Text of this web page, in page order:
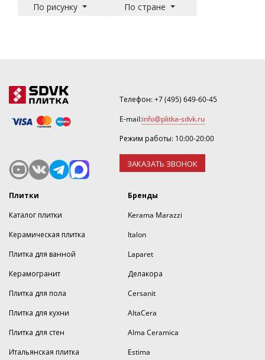
По рисунку
По стране
Телефон:+7 (495) 649-60-45
E-mail:info@plitka-sdvk.ru
Режим работы: 10:00-20:00
ЗАКАЗАТЬ ЗВОНОК
Плитки
Каталог плитки
Керамическая плитка
Плитка для ванной
Керамогранит
Плитка для пола
Плитка для кухни
Плитка для стен
Итальянская плитка
Бренды
Kerama Marazzi
Italon
Laparet
Делакора
Cersanit
AltaCera
Alma Ceramica
Estima